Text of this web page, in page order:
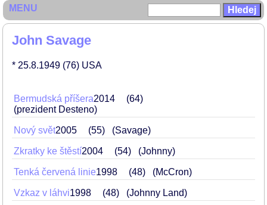
John Savage
* 25.8.1949 (76) USA
Bermudská příšera2014
64
(prezident Desteno)
Nový svět2005 55 (Savage)
Zkratky ke štěstí2004 54 (Johnny)
Tenká červená linie1998 48 (McCron)
Vzkaz v láhvi1998 48 (Johnny Land)
MENU